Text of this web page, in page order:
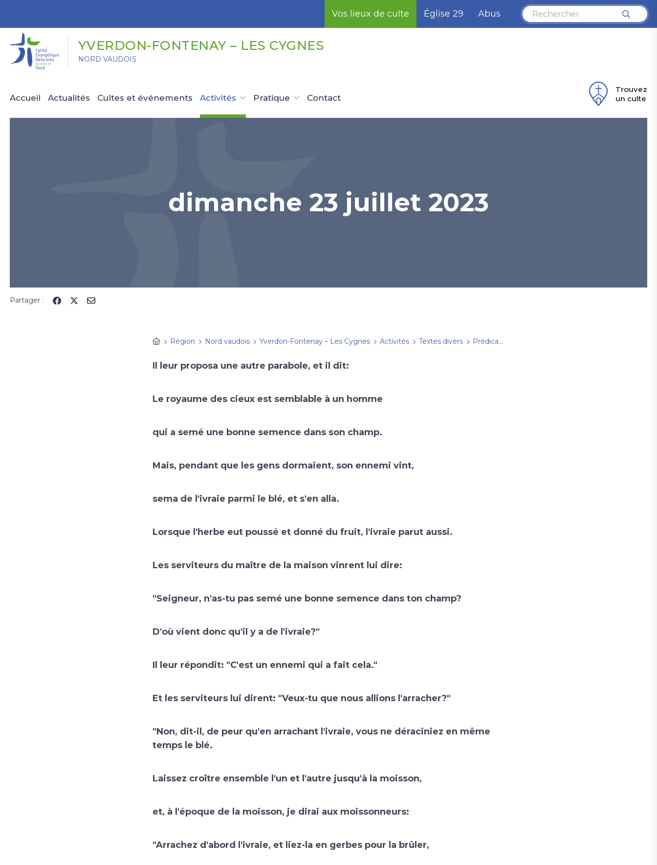
Vos lieux de culte Église 29 Abus
YVERDON-FONTENAY – LES CYGNES
NORD VAUDOIS
Accueil Actualités Cultes et événements Activités Pratique Contact
Trouvez
un culte
dimanche 23 juillet 2023
Partager :
Région Nord vaudois Yverdon-Fontenay – Les Cygnes Activités Textes divers Prédications
Il leur proposa une autre parabole, et il dit:
Le royaume des cieux est semblable à un homme
qui a semé une bonne semence dans son champ.
Mais, pendant que les gens dormaient, son ennemi vint,
sema de l'ivraie parmi le blé, et s'en alla.
Lorsque l'herbe eut poussé et donné du fruit, l'ivraie parut aussi.
Les serviteurs du maître de la maison vinrent lui dire:
"Seigneur, n'as-tu pas semé une bonne semence dans ton champ?
D'où vient donc qu'il y a de l'ivraie?"
Il leur répondit: "C'est un ennemi qui a fait cela."
Et les serviteurs lui dirent: "Veux-tu que nous allions l'arracher?"
"Non, dit-il, de peur qu'en arrachant l'ivraie, vous ne déraciniez en même
temps le blé.
Laissez croître ensemble l'un et l'autre jusqu'à la moisson,
et, à l'époque de la moisson, je dirai aux moissonneurs:
"Arrachez d'abord l'ivraie, et liez-la en gerbes pour la brûler,